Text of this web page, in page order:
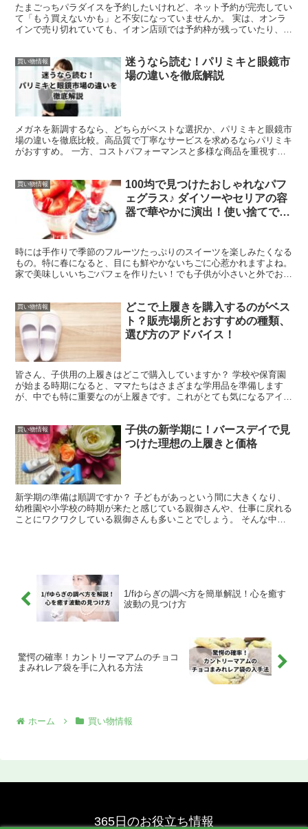
たまごっちパラダイスを予約したいけれど、ネット予約が完売してい
て「もう買えないかも」と不安になっていませんか。 実は、オンラ
インで売り切れていても、イオン店頭では予約枠が残っていたり、発
買い物情報
迷うなら読む！パリミキと眼鏡市
場の違いを徹底解説
メガネを新調するなら、どちらがベストな選択か、パリミキと眼鏡市
場の違いを徹底比較。高品質で丁寧なサービスを求めるならパリミキ
がおすすめ。 一方、コストパフォーマンスと多様な商品を重視する
買い物情報
100均で見つけたおしゃれなパフ
ェグラス♪ ダイソーやセリアの容
器で華やかに演出！使い捨てでも
時には手作りで季節のフルーツたっぷりのスイーツを楽しみたくなる
もの。特に春になると、目にも鮮やかないちごに心惹かれますよね。
家で美味しいいちごパフェを作りたい！でも子供が小さいと外でお店
買い物情報
どこで上履きを購入するのがベス
ト？販売場所とおすすめの種類、
選び方のアドバイス！
皆さん、子供用の上履きはどこで購入していますか？ 学校や保育園
が始まる時期になると、ママたちはさまざまな学用品を準備します
が、中でも特に重要なのが上履きです。これがとても気になるアイテ
買い物情報
子供の新学期に！バースデイで見
つけた理想の上履きと価格
新学期の準備は順調ですか？ 子どもがあっという間に大きくなり、
幼稚園や小学校の時期が来たと感じている親御さんや、仕事に戻れる
ことにワクワクしている親御さんも多いことでしょう。 そんな中、
1/fゆらぎの調べ方を簡単解説！心を癒す
波動の見つけ方
驚愕の確率！カントリーマアムのチョコ
まみれレア袋を手に入れる方法
ホーム 買い物情報
365日のお役立ち情報